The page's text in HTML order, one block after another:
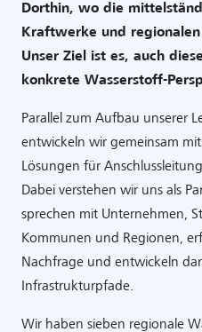
Dorthin, wo die
Kraftwerke und
Unser Ziel ist es, auch
konkrete Wasserstoff-
Parallel zum Aufbau unserer
entwickeln wir gemeinsam
Lösungen für
Dabei verstehen wir uns als
sprechen mit Unternehmen,
Kommunen und Regionen,
Nachfrage und entwickeln
Infrastrukturpfade.
Wir haben sieben regionale